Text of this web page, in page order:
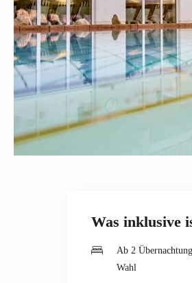
Was inklusive
Ab 2
Wahl